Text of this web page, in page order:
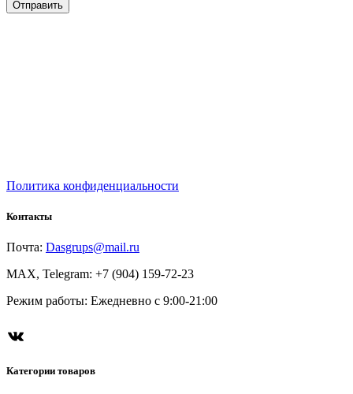
Политика конфиденциальности
Контакты
Почта: Dasgrups@mail.ru
MAX, Telegram: +7 (904) 159-72-23
Режим работы: Ежедневно с 9:00-21:00
Категории товаров